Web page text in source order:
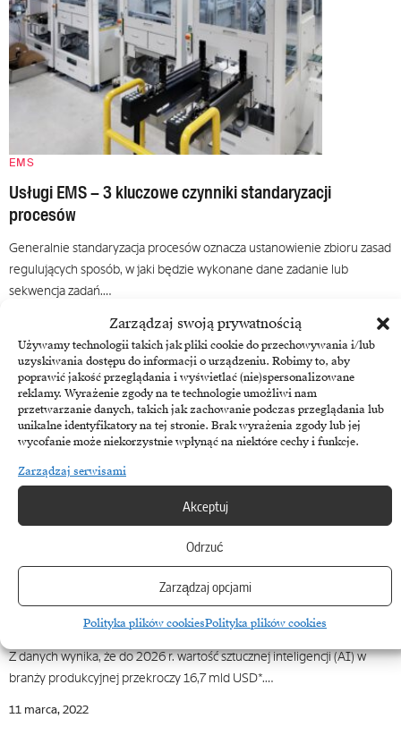
Zarządzaj swoją prywatnością
Używamy technologii takich jak pliki cookie do przechowywania i/lub
uzyskiwania dostępu do informacji o urządzeniu. Robimy to, aby
poprawić jakość przeglądania i wyświetlać (nie)spersonalizowane
reklamy. Wyrażenie zgody na te technologie umożliwi nam
przetwarzanie danych, takich jak zachowanie podczas przeglądania lub
unikalne identyfikatory na tej stronie. Brak wyrażenia zgody lub jej
wycofanie może niekorzystnie wpłynąć na niektóre cechy i funkcje.
Zarządzaj serwisami
Akceptuj
Odrzuć
Zarządzaj opcjami
Polityka plików cookiesPolityka plików cookies
EMS
Usługi EMS – 3 kluczowe czynniki standaryzacji
procesów
Generalnie standaryzacja procesów oznacza ustanowienie zbioru zasad
regulujących sposób, w jaki będzie wykonane dane zadanie lub
sekwencja zadań.…
Automatyzacja
Automatyzacja i robotyzacja produkcji z wykorzystaniem
AI w branży EMS
Z danych wynika, że do 2026 r. wartość sztucznej inteligencji (AI) w
branży produkcyjnej przekroczy 16,7 mld USD*.…
11 marca, 2022